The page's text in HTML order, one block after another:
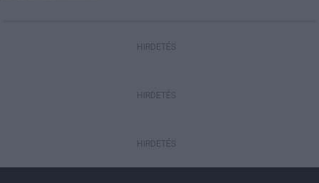
HIRDETÉS
HIRDETÉS
HIRDETÉS